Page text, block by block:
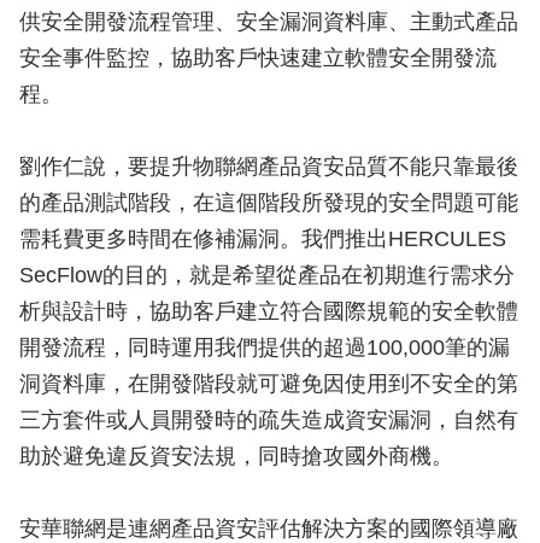
供安全開發流程管理、安全漏洞資料庫、主動式產品
安全事件監控，協助客戶快速建立軟體安全開發流
程。
劉作仁說，要提升物聯網產品資安品質不能只靠最後
的產品測試階段，在這個階段所發現的安全問題可能
需耗費更多時間在修補漏洞。我們推出HERCULES
SecFlow的目的，就是希望從產品在初期進行需求分
析與設計時，協助客戶建立符合國際規範的安全軟體
開發流程，同時運用我們提供的超過100,000筆的漏
洞資料庫，在開發階段就可避免因使用到不安全的第
三方套件或人員開發時的疏失造成資安漏洞，自然有
助於避免違反資安法規，同時搶攻國外商機。
安華聯網是連網產品資安評估解決方案的國際領導廠